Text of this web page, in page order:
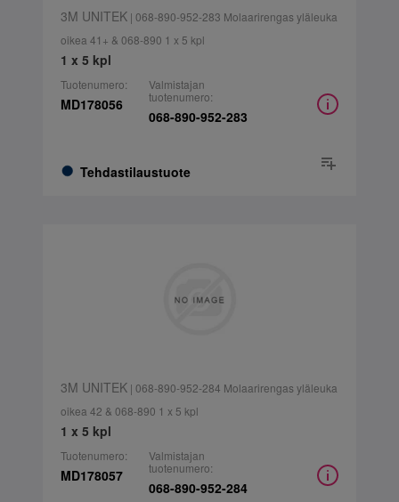
3M UNITEK| 068-890-952-283 Molaarirengas yläleuka
oikea 41+ & 068-890 1 x 5 kpl
1 x 5 kpl
Tuotenumero:
MD178056
Tehdastilaustuote
Valmistajan
tuotenumero:
068-890-952-283
3M UNITEK| 068-890-952-284 Molaarirengas yläleuka
oikea 42 & 068-890 1 x 5 kpl
1 x 5 kpl
Tuotenumero:
MD178057
Valmistajan
tuotenumero:
068-890-952-284